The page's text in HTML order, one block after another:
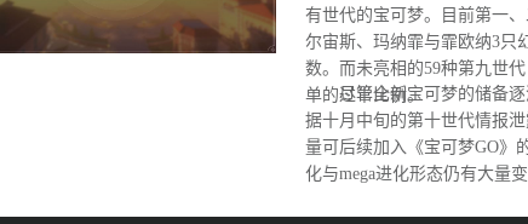
有世代的宝可梦。目前第一
尔宙斯、玛纳霏与霏欧纳3只
数。而未亮相的59种第九世
单的过半比例。
尽管全新宝可梦的储备逐
据十月中旬的第十世代情报
量可后续加入《宝可梦GO》
化与mega进化形态仍有大量